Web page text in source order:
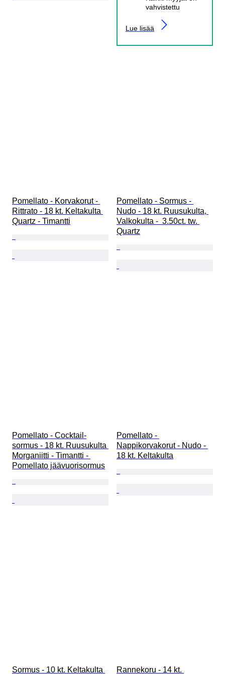
vahvistettu
Lue lisää
Pomellato - Korvakorut -
Rittrato - 18 kt. Keltakulta
Quartz - Timantti
Pomellato - Sormus -
Nudo - 18 kt. Ruusukulta,
Valkokulta -  3.50ct. tw.
Quartz
Pomellato - Cocktail-
sormus - 18 kt. Ruusukulta
Morganiitti - Timantti -
Pomellato jäävuorisormus
Pomellato -
Nappikorvakorut - Nudo -
18 kt. Keltakulta
Sormus - 10 kt. Keltakulta Rannekoru - 14 kt.